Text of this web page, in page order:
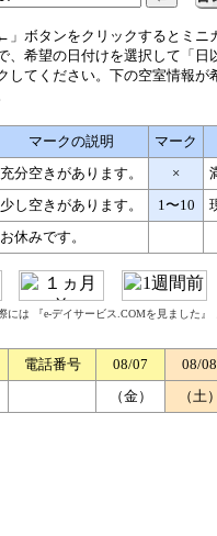
」ボタンをクリックするとミニ
、希望の日付けを選択して「日
してください。下の空室情報が
マークの説明
マーク
充分空きがあります。 ×
少し空きがあります。 1〜10
お休みです。
には 『e-デイサービス.COMを見ました
電話番号 08/07
08/08
（金）
（土